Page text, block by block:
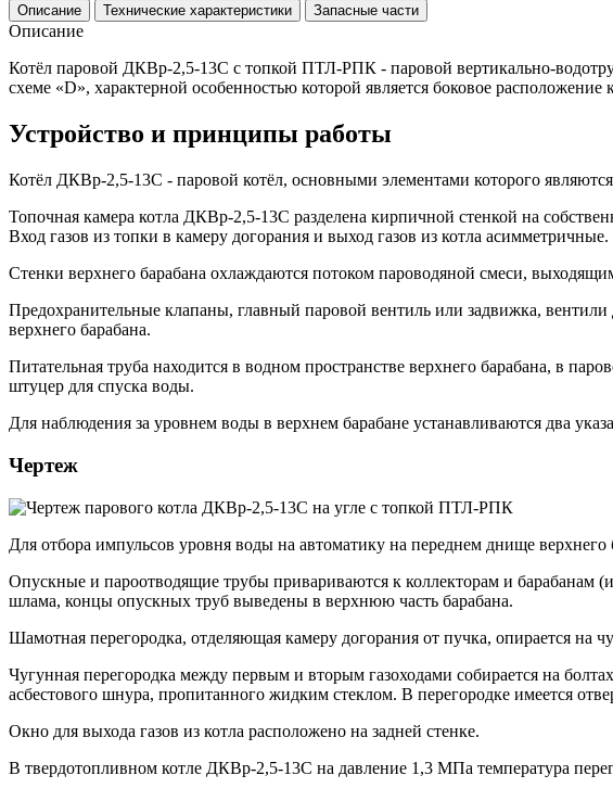
Описание Технические характеристики Запасные части
Описание
Котёл паровой ДКВр-2,5-13С с топкой ПТЛ-РПК - паровой вертикально-
схеме «D», характерной особенностью которой является боковое
Устройство и принципы работы
Котёл ДКВр-2,5-13С - паровой котёл, основными элементами которого
Топочная камера котла ДКВр-2,5-13С разделена кирпичной стенкой на
Вход газов из топки в камеру догорания и выход газов из котла асимметричные.
Стенки верхнего барабана охлаждаются потоком пароводяной смеси,
Предохранительные клапаны, главный паровой вентиль или задвижка,
верхнего барабана.
Питательная труба находится в водном пространстве верхнего барабана, в
штуцер для спуска воды.
Для наблюдения за уровнем воды в верхнем барабане устанавливаются два
Чертеж
Для отбора импульсов уровня воды на автоматику на переднем днище верхнего
Опускные и пароотводящие трубы привариваются к коллекторам и барабанам
шлама, концы опускных труб выведены в верхнюю часть барабана.
Шамотная перегородка, отделяющая камеру догорания от пучка, опирается
Чугунная перегородка между первым и вторым газоходами собирается на
асбестового шнура, пропитанного жидким стеклом. В перегородке имеется
Окно для выхода газов из котла расположено на задней стенке.
В твердотопливном котле ДКВр-2,5-13С на давление 1,3 МПа температура